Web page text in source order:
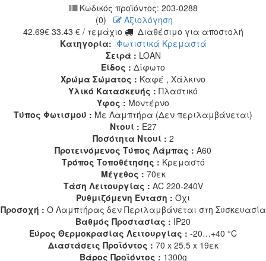
Κωδικός προϊόντος: 203-0288
(0)
Αξιολόγηση
42.69€ 33.43 € / τεμάχιο
Διαθέσιμο για αποστολή
Κατηγορία: Φωτιστικά Κρεμαστά
Σειρά : LOAN
Είδος : Δίφωτο
Χρώμα Σώματος : Καφέ , Χάλκινο
Υλικό Κατασκευής : Πλαστικό
Ύφος : Μοντέρνο
Τύπος Φωτισμού : Με Λαμπτήρα (Δεν περιλαμβάνεται)
Ντουί : E27
Ποσότητα Ντουί : 2
Προτεινόμενος Τύπος Λάμπας : A60
Τρόπος Τοποθέτησης : Κρεμαστό
Μέγεθος : 70εκ
Τάση Λειτουργίας : AC 220-240V
Ρυθμιζόμενη Ένταση : Όχι
Προσοχή : Ο Λαμπτήρας δεν Περιλαμβάνεται στη Συσκευασία
Βαθμός Προστασίας : IP20
Εύρος Θερμοκρασίας Λειτουργίας : -20…+40 °C
Διαστάσεις Προϊόντος : 70 x 25.5 x 19εκ
Βάρος Προϊόντος : 1300g